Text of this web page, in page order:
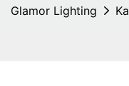
Glamor Lighting